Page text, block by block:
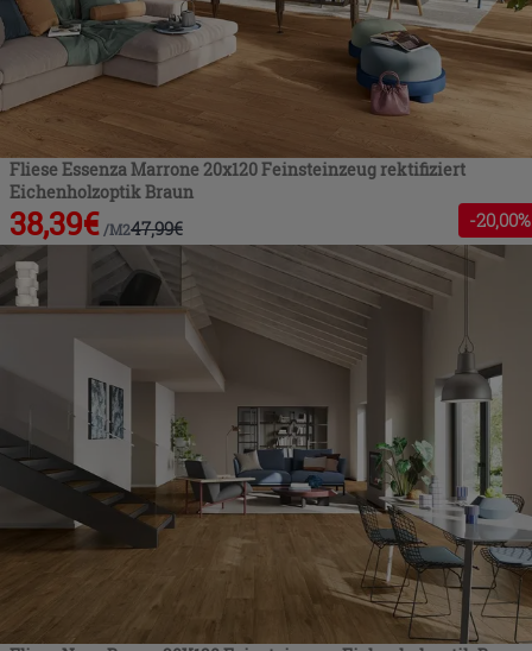
Fliese Essenza Marrone 20x120 Feinsteinzeug rektifiziert
Eichenholzoptik Braun
38,39€ /M247,99€ -20,00%